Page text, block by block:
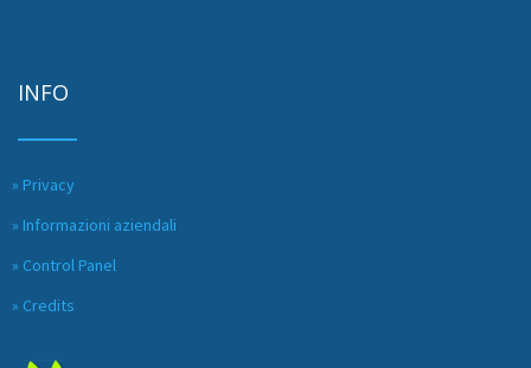
INFO
» Privacy
» Informazioni aziendali
» Control Panel
» Credits